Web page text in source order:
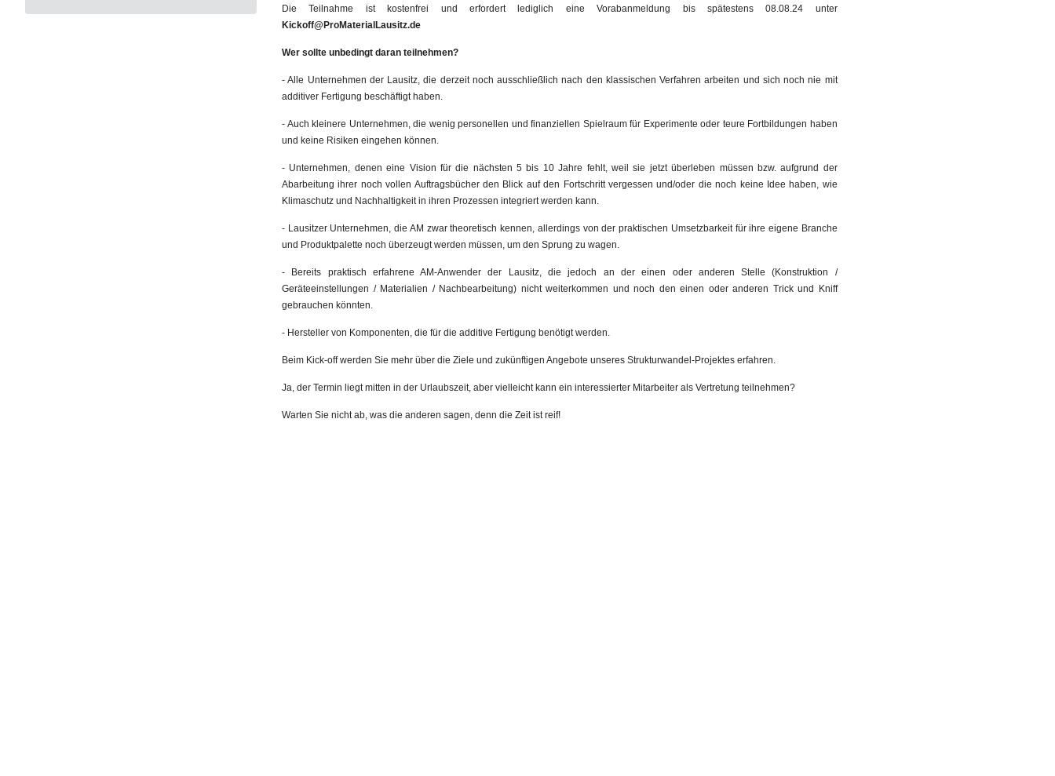
Die Teilnahme ist kostenfrei und erfordert lediglich eine Vorabanmeldung bis spätestens 08.08.24 unter
Kickoff@ProMaterialLausitz.de
Wer sollte unbedingt daran teilnehmen?
- Alle Unternehmen der Lausitz, die derzeit noch ausschließlich nach den klassischen Verfahren arbeiten und sich noch nie mit
additiver Fertigung beschäftigt haben.
- Auch kleinere Unternehmen, die wenig personellen und finanziellen Spielraum für Experimente oder teure Fortbildungen haben
und keine Risiken eingehen können.
- Unternehmen, denen eine Vision für die nächsten 5 bis 10 Jahre fehlt, weil sie jetzt überleben müssen bzw. aufgrund der
Abarbeitung ihrer noch vollen Auftragsbücher den Blick auf den Fortschritt vergessen und/oder die noch keine Idee haben, wie
Klimaschutz und Nachhaltigkeit in ihren Prozessen integriert werden kann.
- Lausitzer Unternehmen, die AM zwar theoretisch kennen, allerdings von der praktischen Umsetzbarkeit für ihre eigene Branche
und Produktpalette noch überzeugt werden müssen, um den Sprung zu wagen.
- Bereits praktisch erfahrene AM-Anwender der Lausitz, die jedoch an der einen oder anderen Stelle (Konstruktion /
Geräteeinstellungen / Materialien / Nachbearbeitung) nicht weiterkommen und noch den einen oder anderen Trick und Kniff
gebrauchen könnten.
- Hersteller von Komponenten, die für die additive Fertigung benötigt werden.
Beim Kick-off werden Sie mehr über die Ziele und zukünftigen Angebote unseres Strukturwandel-Projektes erfahren.
Ja, der Termin liegt mitten in der Urlaubszeit, aber vielleicht kann ein interessierter Mitarbeiter als Vertretung teilnehmen?
Warten Sie nicht ab, was die anderen sagen, denn die Zeit ist reif!